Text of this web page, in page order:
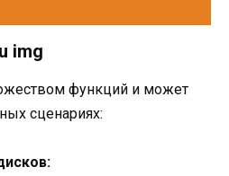
img
функций и может
сценариях: